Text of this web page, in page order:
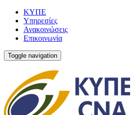
ΚΥΠΕ
Υπηρεσίες
Ανακοινώσεις
Επικοινωνία
Toggle navigation